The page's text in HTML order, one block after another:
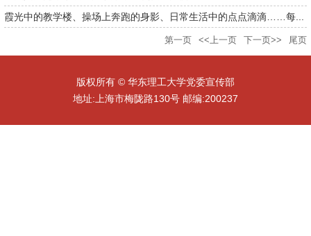
霞光中的教学楼、操场上奔跑的身影、日常生活中的点点滴滴……每...
第一页 <<上一页 下一页>> 尾页
版权所有 © 华东理工大学党委宣传部
地址:上海市梅陇路130号 邮编:200237